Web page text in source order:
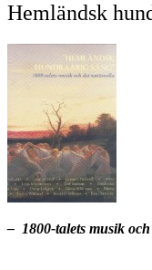
Hemländsk
– 1800-talets musik